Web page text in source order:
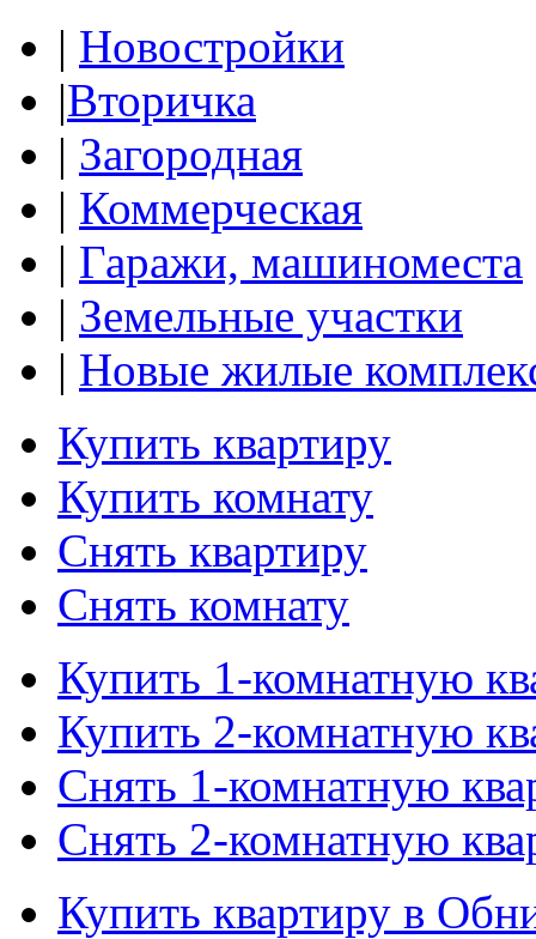
| Новостройки
|Вторичка
| Загородная
| Коммерческая
| Гаражи, машиноместа
| Земельные участки
| Новые жилые
Купить квартиру
Купить комнату
Снять квартиру
Снять комнату
Купить 1-комнатную
Купить 2-комнатную
Снять 1-комнатную
Снять 2-комнатную
Купить квартиру в